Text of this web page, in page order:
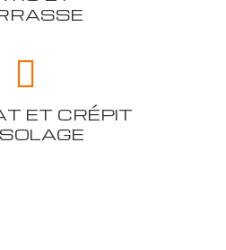
ET CRÉPIT